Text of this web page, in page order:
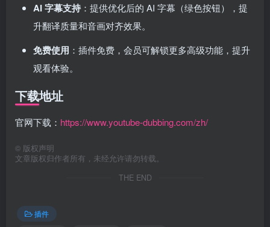
AI 字幕支持：提供优化后的 AI 字幕（绿色按钮），提
升翻译质量和音画对齐效果。
免费使用 ：插件免费，会员可解锁更多高级功能，提升
观看体验。
下载地址
官网下载： https://www.youtube-dubbing.com/zh/
© 版权声明
文章版权归作者所有，未经允许请勿转载。
THE END
插件